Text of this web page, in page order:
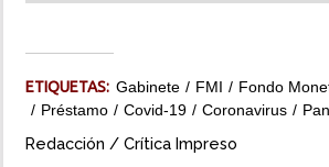
ETIQUETAS: Gabinete FMI
Fondo
Préstamo
Covid-19 Coronavirus
Redacción / Crítica Impreso